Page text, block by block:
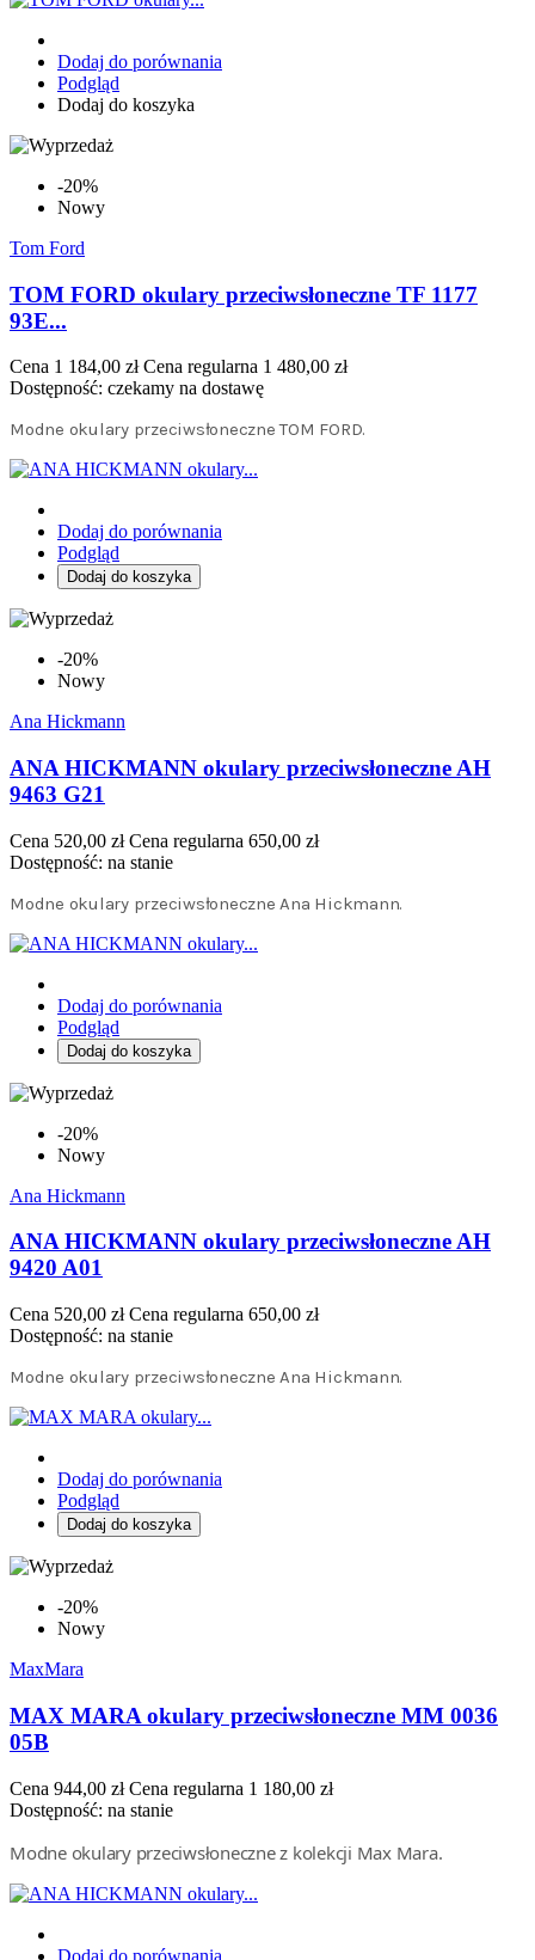
Dodaj do porównania
Podgląd
Dodaj do koszyka
-20%
Nowy
Tom Ford
TOM FORD okulary przeciwsłoneczne TF 1177
93E...
Cena 1 184,00 zł Cena regularna 1 480,00 zł
Dostępność: czekamy na dostawę
Modne okulary przeciwsłoneczne TOM FORD.
Dodaj do porównania
Podgląd
Dodaj do koszyka
-20%
Nowy
Ana Hickmann
ANA HICKMANN okulary przeciwsłoneczne AH
9463 G21
Cena 520,00 zł Cena regularna 650,00 zł
Dostępność: na stanie
Modne okulary przeciwsłoneczne Ana Hickmann.
Dodaj do porównania
Podgląd
Dodaj do koszyka
-20%
Nowy
Ana Hickmann
ANA HICKMANN okulary przeciwsłoneczne AH
9420 A01
Cena 520,00 zł Cena regularna 650,00 zł
Dostępność: na stanie
Modne okulary przeciwsłoneczne Ana Hickmann.
Dodaj do porównania
Podgląd
Dodaj do koszyka
-20%
Nowy
MaxMara
MAX MARA okulary przeciwsłoneczne MM 0036
05B
Cena 944,00 zł Cena regularna 1 180,00 zł
Dostępność: na stanie
Modne okulary przeciwsłoneczne z kolekcji Max Mara.
Dodaj do porównania